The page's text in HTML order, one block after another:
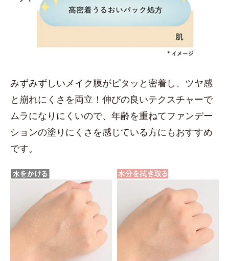
みずみずしいメイク膜がピタッと密着し、ツヤ感
と崩れにくさを両立！伸びの良いテクスチャーで
ムラになりにくいので、年齢を重ねてファンデー
ションの塗りにくさを感じている方にもおすすめ
です。